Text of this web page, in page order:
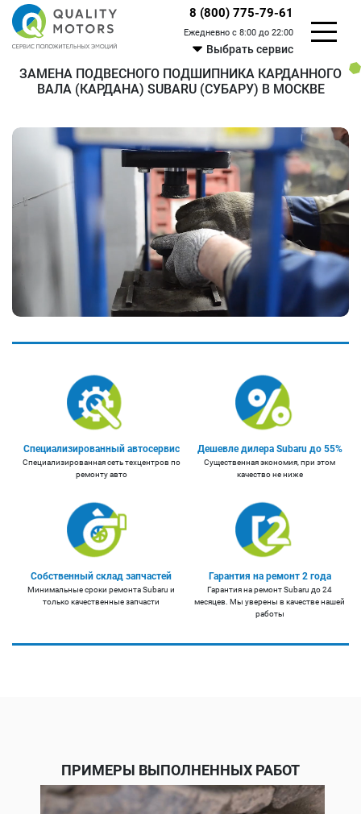
8 (800) 775-79-61
Ежедневно с 8:00 до 22:00
Выбрать сервис
ЗАМЕНА ПОДВЕСНОГО ПОДШИПНИКА КАРДАННОГО
ВАЛА (КАРДАНА) SUBARU (СУБАРУ) В МОСКВЕ
Специализированный автосервис
Специализированная сеть техцентров по
ремонту авто
Дешевле дилера Subaru до 55%
Существенная экономия, при этом
качество не ниже
Собственный склад запчастей
Минимальные сроки ремонта Subaru и
только качественные запчасти
Гарантия на ремонт 2 года
Гарантия на ремонт Subaru до 24
месяцев. Мы уверены в качестве нашей
работы
ПРИМЕРЫ ВЫПОЛНЕННЫХ РАБОТ